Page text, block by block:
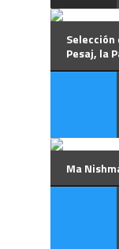
Selección
Pesaj, la
Ma